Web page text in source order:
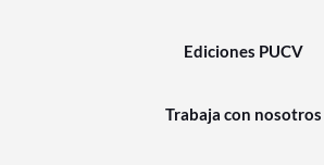
Ediciones PUCV
Trabaja con nosotros